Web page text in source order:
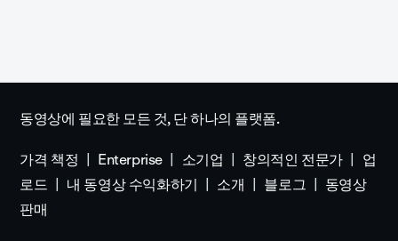
동영상에 필요한 모든 것, 단 하나의 플랫폼.
가격 책정
Enterprise 소기업 창의적인 전문가
업
로드
내 동영상 수익화하기 소개 블로그
동영상
판매